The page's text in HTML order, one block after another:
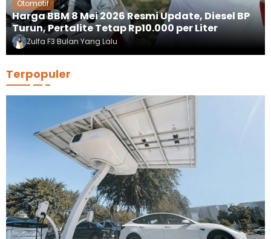
Otomotif
Harga BBM 8 Mei 2026 Resmi Update, Diesel BP
Turun, Pertalite Tetap Rp10.000 per Liter
Zulfa F3 Bulan Yang Lalu
Terpopuler